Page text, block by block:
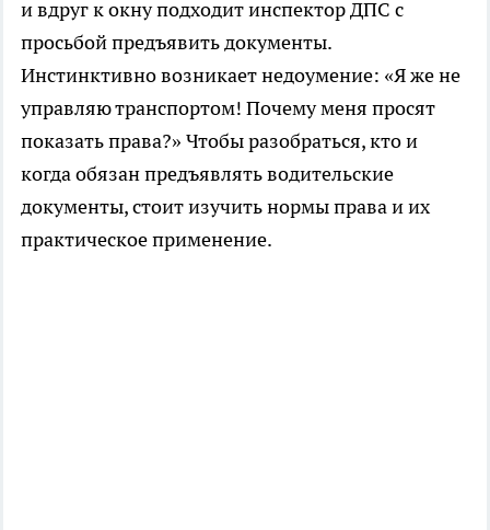
и вдруг к окну подходит инспектор ДПС с
просьбой предъявить документы.
Инстинктивно возникает недоумение: «Я же не
управляю транспортом! Почему меня просят
показать права?» Чтобы разобраться, кто и
когда обязан предъявлять водительские
документы, стоит изучить нормы права и их
практическое применение.